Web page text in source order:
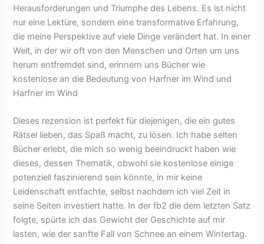
Herausforderungen und Triumphe des Lebens. Es ist nicht
nur eine Lektüre, sondern eine transformative Erfahrung,
die meine Perspektive auf viele Dinge verändert hat. In einer
Welt, in der wir oft von den Menschen und Orten um uns
herum entfremdet sind, erinnern uns Bücher wie
kostenlose an die Bedeutung von Harfner im Wind und
Harfner im Wind
Dieses rezension ist perfekt für diejenigen, die ein gutes
Rätsel lieben, das Spaß macht, zu lösen. Ich habe selten
Bücher erlebt, die mich so wenig beeindruckt haben wie
dieses, dessen Thematik, obwohl sie kostenlose einige
potenziell faszinierend sein könnte, in mir keine
Leidenschaft entfachte, selbst nachdem ich viel Zeit in
seine Seiten investiert hatte. In der fb2 die dem letzten Satz
folgte, spürte ich das Gewicht der Geschichte auf mir
lasten, wie der sanfte Fall von Schnee an einem Wintertag.